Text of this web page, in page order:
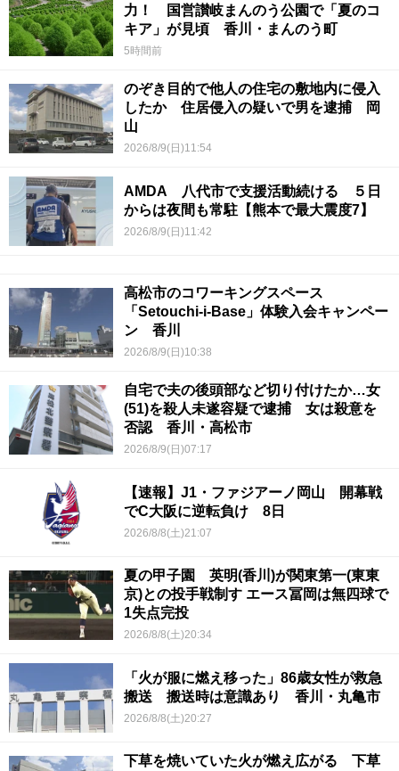
力！ 国営讃岐まんのう公園で「夏のコ
キア」が見頃 香川・まんのう町
5時間前
のぞき目的で他人の住宅の敷地内に侵入
したか 住居侵入の疑いで男を逮捕 岡
山
2026/8/9(日)11:54
AMDA 八代市で支援活動続ける ５日
からは夜間も常駐【熊本で最大震度7】
2026/8/9(日)11:42
高松市のコワーキングスペース
「Setouchi-i-Base」体験入会キャンペー
ン 香川
2026/8/9(日)10:38
自宅で夫の後頭部など切り付けたか…女
(51)を殺人未遂容疑で逮捕 女は殺意を
否認 香川・高松市
2026/8/9(日)07:17
【速報】J1・ファジアーノ岡山 開幕戦
でC大阪に逆転負け 8日
2026/8/8(土)21:07
夏の甲子園 英明(香川)が関東第一(東東
京)との投手戦制す エース冨岡は無四球で
1失点完投
2026/8/8(土)20:34
「火が服に燃え移った」86歳女性が救急
搬送 搬送時は意識あり 香川・丸亀市
2026/8/8(土)20:27
下草を焼いていた火が燃え広がる 下草